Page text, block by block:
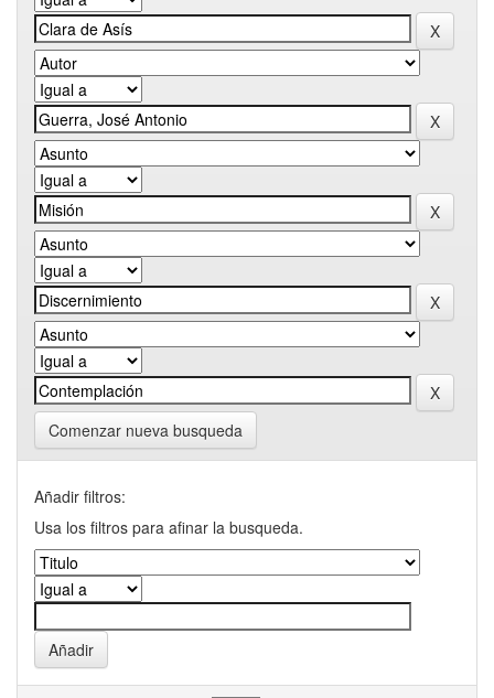
Comenzar nueva busqueda
Añadir filtros:
Usa los filtros para afinar la busqueda.